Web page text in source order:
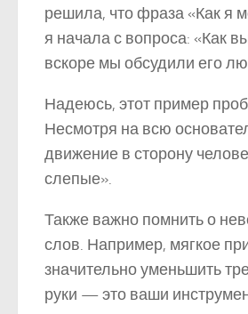
решила, что фраза «Как я
я начала с вопроса: «Как
вскоре мы обсудили его
Надеюсь, этот пример
Несмотря на всю
движение в сторону
слепые».
Также важно помнить о
слов. Например, мягкое
значительно уменьшить
руки — это ваши